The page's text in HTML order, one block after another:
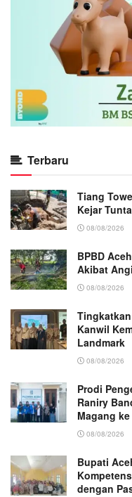
Terbaru
Tiang
Kejar
08/08/2026
BPBD
Akibat
08/08/2026
Kanwil
Landmark
08/08/2026
Prodi
Raniry
Magang
08/08/2026
Bupati
dengan